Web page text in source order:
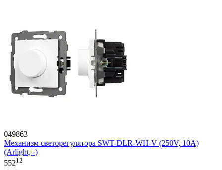
049863
Механизм светорегулятора SWT-DLR-WH-V (250V, 10A)
(Arlight, -)
55212